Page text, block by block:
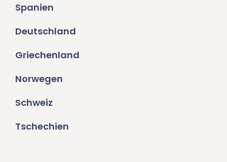
Spanien
Deutschland
Griechenland
Norwegen
Schweiz
Tschechien